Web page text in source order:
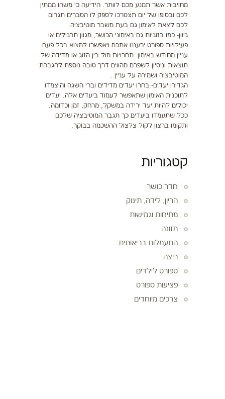
מחויבות אשר תמנע מכם לוותר. הידיעה כי משהו ממתין
לכם ובסופו של יום תצטרכו לספק לו הסברים תגרום
לכם לצאת לאימון גם בעת משבר מוטיבציה.
גיוון- כמו בזוגיות גם באימוני הכושר, מגוון תרגילים או
פעילויות ספורט ירעננו אתכם ויאפשרו למצוא בכל פעם
עניין מחודש באימון. תחרויות מול בין הזוג או מדידה של
תוצאות וניסיון לשפרם מהווים דרך טובה נוספת להגברת
המוטיבציה ושמירה על עניין .
הגדירו יעדים- בחרו יעדים מדידים וברי השגה והיצמדו
לתוכנית האימון שתאפשר לעמוד ביעדים אלה. יעדים
יכולים להיות יעד ירידה במשקל, מרחק, זמן וכדומה.
ככל שתעמדו ביעדים כך תגבר המוטיבציה שלכם
ותקומו ברצון לקול צלצול ההשכמה בבוקר.
קטגוריות
חדר כושר
הריון, לידה, תינוק
מתיחות וגמישות
תזונה
התעמלות בריאותית
ריצה
ספורט לילדים
פציעות ספורט
צרכים מיוחדים